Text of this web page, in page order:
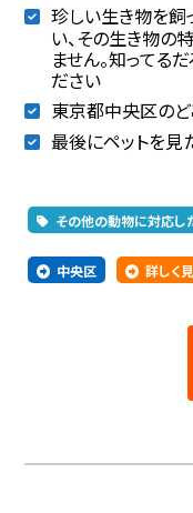
珍しい生き物を飼
い、その生き物の
ません。知ってる
ださい
東京都中央区のど
最後にペットを見
その他の動物に対応し
中央区 詳しく